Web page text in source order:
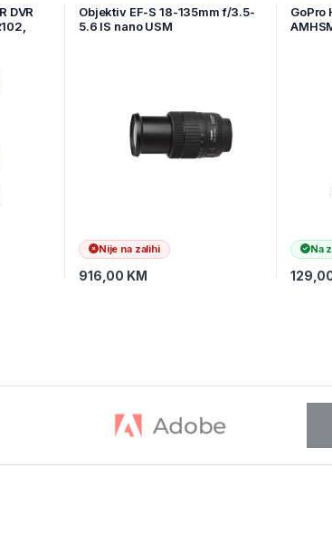
DVR
Objektiv EF-S 18-135mm f/3.5-
5.6 IS nano USM
Nije na zalihi
916,00 KM
GoPro
Na